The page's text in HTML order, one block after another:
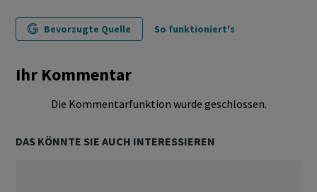
Bevorzugte Quelle So funktioniert's
Ihr Kommentar
Die Kommentarfunktion wurde geschlossen.
DAS KÖNNTE SIE AUCH INTERESSIEREN